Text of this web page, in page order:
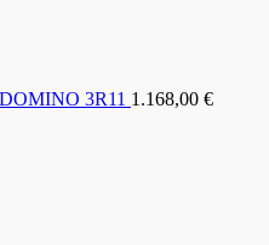
3R11 1.168,00 €